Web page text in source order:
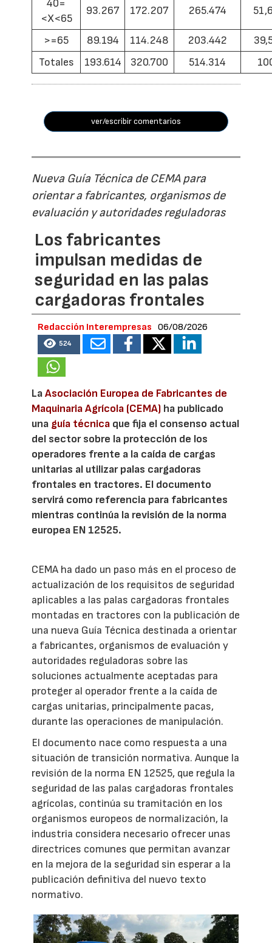
40=
<X<65
93.267 172.207 265.474
>=65 89.194 114.248 203.442
Totales
193.614 320.700 514.314
ver/escribir comentarios
Nueva Guía Técnica de CEMA para
orientar a fabricantes, organismos de
evaluación y autoridades reguladoras
Los fabricantes
impulsan medidas de
seguridad en las palas
cargadoras frontales
Redacción Interempresas 06/08/2026
524
LaAsociación Europea de Fabricantes de
Maquinaria Agrícola (CEMA) ha publicado
una guía técnica que fija el consenso actual
del sector sobre la protección de los
operadores frente a la caída de cargas
unitarias al utilizar palas cargadoras
frontales en tractores. El documento
servirá como referencia para fabricantes
mientras continúa la revisión de la norma
europea EN 12525.
CEMA ha dado un paso más en el proceso de
actualización de los requisitos de seguridad
aplicables a las palas cargadoras frontales
montadas en tractores con la publicación de
una nueva Guía Técnica destinada a orientar
a fabricantes, organismos de evaluación y
autoridades reguladoras sobre las
soluciones actualmente aceptadas para
proteger al operador frente a la caída de
cargas unitarias, principalmente pacas,
durante las operaciones de manipulación.
El documento nace como respuesta a una
situación de transición normativa. Aunque la
revisión de la norma EN 12525, que regula la
seguridad de las palas cargadoras frontales
agrícolas, continúa su tramitación en los
organismos europeos de normalización, la
industria considera necesario ofrecer unas
directrices comunes que permitan avanzar
en la mejora de la seguridad sin esperar a la
publicación definitiva del nuevo texto
normativo.